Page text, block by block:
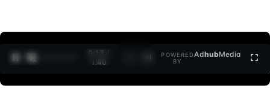
0:15 /
1:40
POWERED
BY
AdhubMedia